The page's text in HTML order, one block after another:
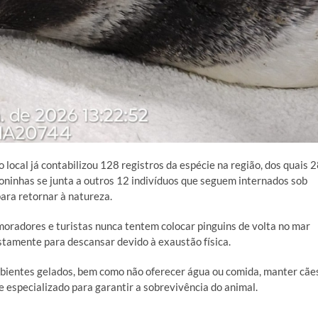
já contabilizou 128 registros da espécie na região, dos quais
se junta a outros 12 indivíduos que seguem internados sob
retornar à natureza.
e turistas nunca tentem colocar pinguins de volta no mar
para descansar devido à exaustão física.
gelados, bem como não oferecer água ou comida, manter
para garantir a sobrevivência do animal.